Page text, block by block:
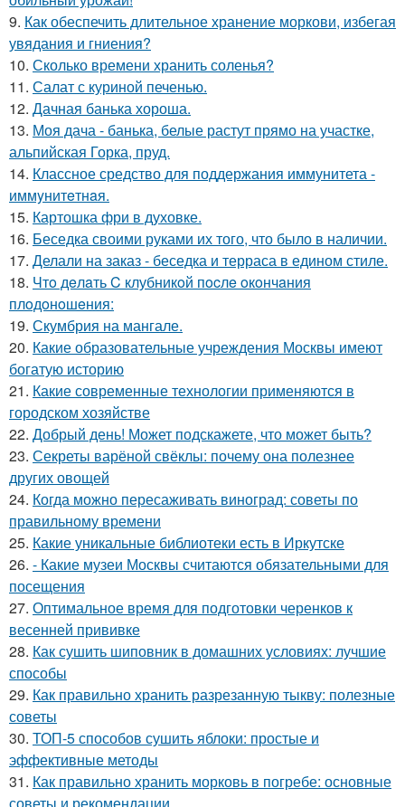
9. Как обеспечить длительное хранение моркови, избегая
увядания и гниения?
10. Сколько времени хранить соленья?
11. Салат с куриной печенью.
12. Дачная банька хороша.
13. Моя дача - банька, белые растут прямо на участке,
альпийская Горка, пруд.
14. Классное средство для поддержания иммунитета -
иммyнитeтнaя.
15. Картошка фри в духовке.
16. Беседка своими руками их того, что было в наличии.
17. Делали на заказ - беседка и терраса в едином стиле.
18. Чтo дeлaть C клубникoй пocлe oкoнчaния
плoдoнoшeния:
19. Скумбрия на мангале.
20. Какие образовательные учреждения Москвы имеют
богатую историю
21. Какие современные технологии применяются в
городском хозяйстве
22. Добрый день! Может подскажете, что может быть?
23. Секреты варёной свёклы: почему она полезнее
других овощей
24. Когда можно пересаживать виноград: советы по
правильному времени
25. Какие уникальные библиотеки есть в Иркутске
26. - Какие музеи Москвы считаются обязательными для
посещения
27. Оптимальное время для подготовки черенков к
весенней прививке
28. Как сушить шиповник в домашних условиях: лучшие
способы
29. Как правильно хранить разрезанную тыкву: полезные
советы
30. ТОП-5 способов сушить яблоки: простые и
эффективные методы
31. Как правильно хранить морковь в погребе: основные